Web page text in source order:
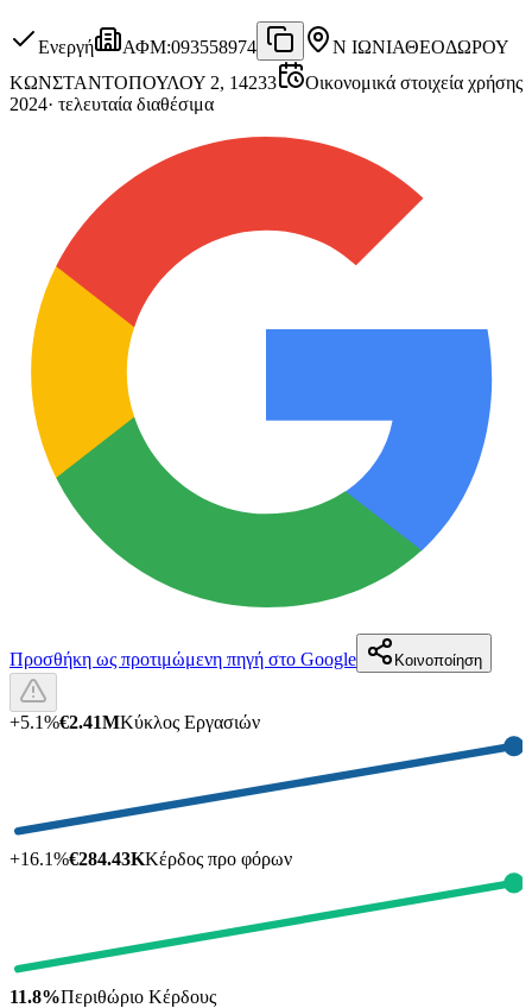
Ενεργή ΑΦΜ:093558974 Ν ΙΩΝΙΑΘΕΟΔΩΡΟΥ
ΚΩΝΣΤΑΝΤΟΠΟΥΛΟΥ 2, 14233
Οικονομικά στοιχεία χρήσης
2024· τελευταία διαθέσιμα
Προσθήκη ως προτιμώμενη πηγή στο Google Κοινοποίηση
+5.1%€2.41MΚύκλος Εργασιών
+16.1%€284.43KΚέρδος προ φόρων
11.8%Περιθώριο Κέρδους